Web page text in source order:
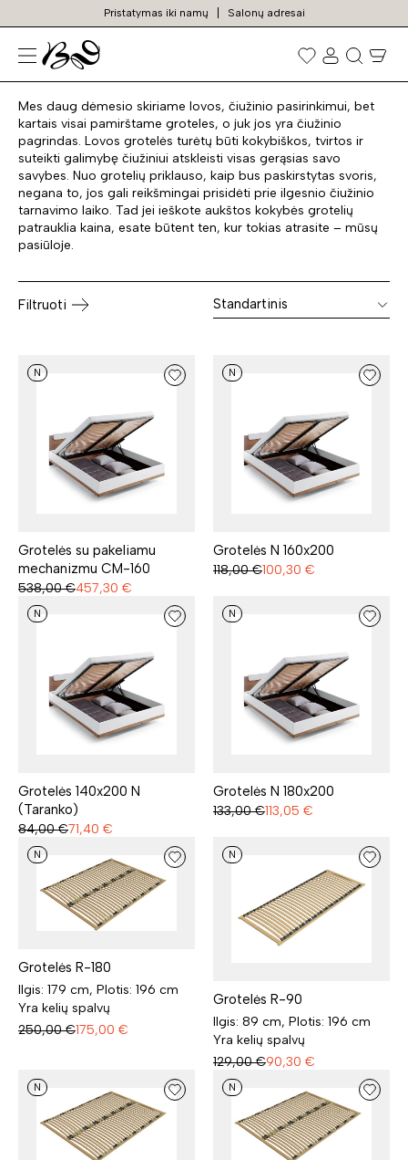
Pristatymas iki namų Salonų adresai
Prekių
paieška
Grotelės lovai
Mes daug dėmesio skiriame lovos, čiužinio pasirinkimui, bet
kartais visai pamirštame groteles, o juk jos yra čiužinio
pagrindas. Lovos grotelės turėtų būti kokybiškos, tvirtos ir
suteikti galimybę čiužiniui atskleisti visas gerąsias savo
savybes. Nuo grotelių priklauso, kaip bus paskirstytas svoris,
negana to, jos gali reikšmingai prisidėti prie ilgesnio čiužinio
tarnavimo laiko. Tad jei ieškote aukštos kokybės grotelių
patrauklia kaina, esate būtent ten, kur tokias atrasite – mūsų
pasiūloje.
Filtruoti Standartinis
N
Grotelės su pakeliamu
mechanizmu CM-160
538,00 €457,30 €
N
Grotelės N 160x200
118,00 €100,30 €
N
Grotelės 140x200 N
(Taranko)
84,00 €71,40 €
N
Grotelės N 180x200
133,00 €113,05 €
N
Grotelės R-180
Ilgis: 179 cm, Plotis: 196 cm
Yra kelių spalvų
250,00 €175,00 €
N
Grotelės R-90
Ilgis: 89 cm, Plotis: 196 cm
Yra kelių spalvų
129,00 €90,30 €
N N